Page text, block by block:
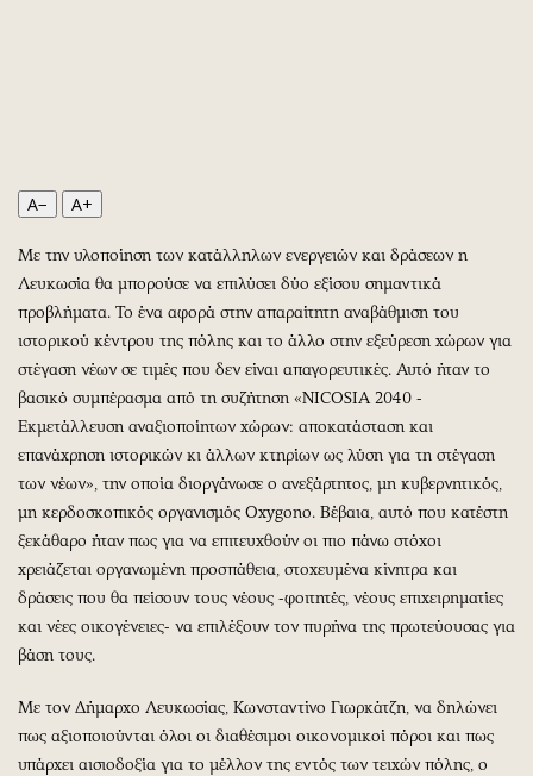
Θέατρο-Χορός
Μουσική
Εικαστικά
Βιβλίο
Χειρόγραφα
Uncut
Προσφορές
Προσωπικότητες στην ''Κ''
Επιστολές
A− A+
Με την υλοποίηση των κατάλληλων ενεργειών και δράσεων η
Λευκωσία θα μπορούσε να επιλύσει δύο εξίσου σημαντικά
προβλήματα. Το ένα αφορά στην απαραίτητη αναβάθμιση του
ιστορικού κέντρου της πόλης και το άλλο στην εξεύρεση χώρων για
στέγαση νέων σε τιμές που δεν είναι απαγορευτικές. Αυτό ήταν το
βασικό συμπέρασμα από τη συζήτηση «NICOSIA 2040 -
Εκμετάλλευση αναξιοποίητων χώρων: αποκατάσταση και
επανάχρηση ιστορικών κι άλλων κτηρίων ως λύση για τη στέγαση
των νέων», την οποία διοργάνωσε ο ανεξάρτητος, μη κυβερνητικός,
μη κερδοσκοπικός οργανισμός Oxygono. Βέβαια, αυτό που κατέστη
ξεκάθαρο ήταν πως για να επιτευχθούν οι πιο πάνω στόχοι
χρειάζεται οργανωμένη προσπάθεια, στοχευμένα κίνητρα και
δράσεις που θα πείσουν τους νέους -φοιτητές, νέους επιχειρηματίες
και νέες οικογένειες- να επιλέξουν τον πυρήνα της πρωτεύουσας για
βάση τους.
Με τον Δήμαρχο Λευκωσίας, Κωνσταντίνο Γιωρκάτζη, να δηλώνει
πως αξιοποιούνται όλοι οι διαθέσιμοι οικονομικοί πόροι και πως
υπάρχει αισιοδοξία για το μέλλον της εντός των τειχών πόλης, ο